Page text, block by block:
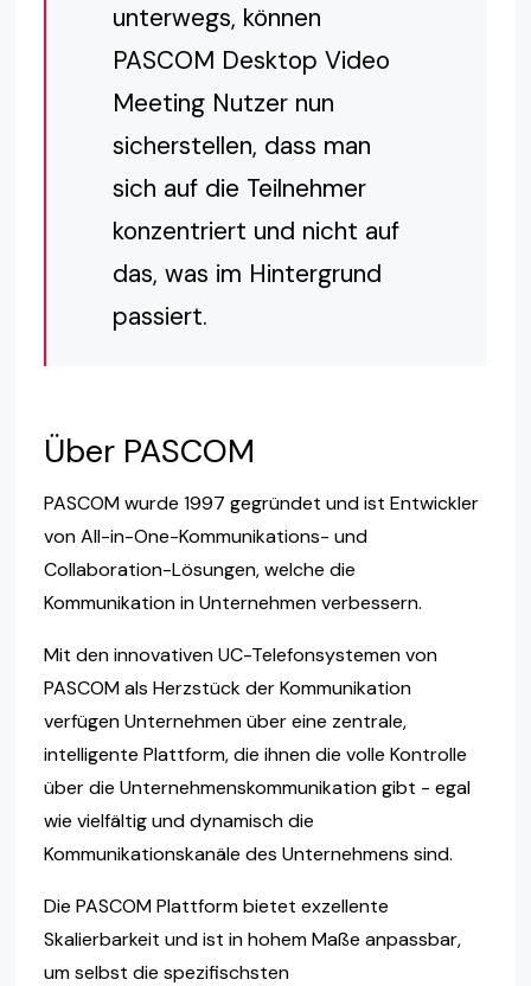
unterwegs, können
PASCOM Desktop Video
Meeting Nutzer nun
sicherstellen, dass man
sich auf die Teilnehmer
konzentriert und nicht auf
das, was im Hintergrund
passiert.
Über PASCOM
PASCOM wurde 1997 gegründet und ist Entwickler
von All-in-One-Kommunikations- und
Collaboration-Lösungen, welche die
Kommunikation in Unternehmen verbessern.
Mit den innovativen UC-Telefonsystemen von
PASCOM als Herzstück der Kommunikation
verfügen Unternehmen über eine zentrale,
intelligente Plattform, die ihnen die volle Kontrolle
über die Unternehmenskommunikation gibt - egal
wie vielfältig und dynamisch die
Kommunikationskanäle des Unternehmens sind.
Die PASCOM Plattform bietet exzellente
Skalierbarkeit und ist in hohem Maße anpassbar,
um selbst die spezifischsten